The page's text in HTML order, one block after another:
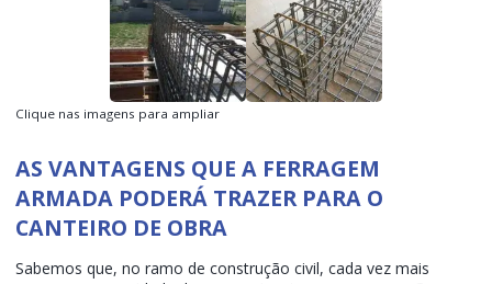
Clique nas imagens para ampliar
AS VANTAGENS QUE A FERRAGEM
ARMADA PODERÁ TRAZER PARA O
CANTEIRO DE OBRA
Sabemos que, no ramo de construção civil, cada vez mais